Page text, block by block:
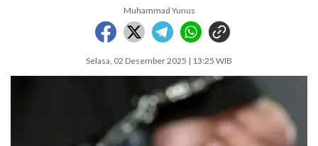
Muhammad Yunus
Selasa, 02 Desember 2025 | 13:25 WIB